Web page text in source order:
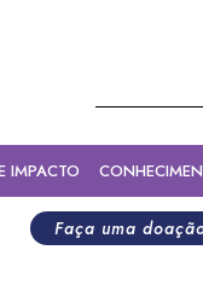
IMPACTO
Faça uma